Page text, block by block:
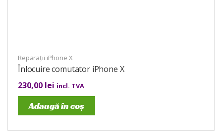
Reparații iPhone X
Înlocuire comutator iPhone X
230,00 lei incl. TVA
Adaugă în coș